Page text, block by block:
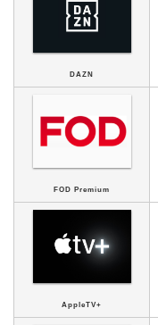
DAZN
FOD Premium
AppleTV+